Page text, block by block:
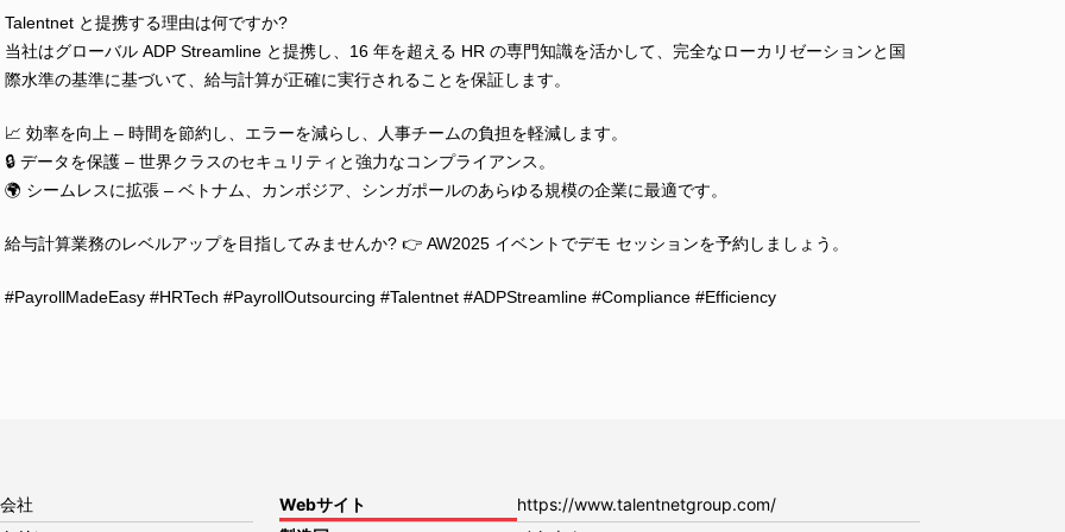
Talentnet と提携する理由は何ですか?
当社はグローバル ADP Streamline と提携し、16 年を超える HR の専門知識を活かして、完全なローカリゼーションと国
際水準の基準に基づいて、給与計算が正確に実行されることを保証します。
📈 効率を向上 – 時間を節約し、エラーを減らし、人事チームの負担を軽減します。
🔒 データを保護 – 世界クラスのセキュリティと強力なコンプライアンス。
🌍 シームレスに拡張 – ベトナム、カンボジア、シンガポールのあらゆる規模の企業に最適です。
給与計算業務のレベルアップを目指してみませんか? 👉 AW2025 イベントでデモ セッションを予約しましょう。
#PayrollMadeEasy #HRTech #PayrollOutsourcing #Talentnet #ADPStreamline #Compliance #Efficiency
社 Webサイト
https://www.talentnetgroup.com/